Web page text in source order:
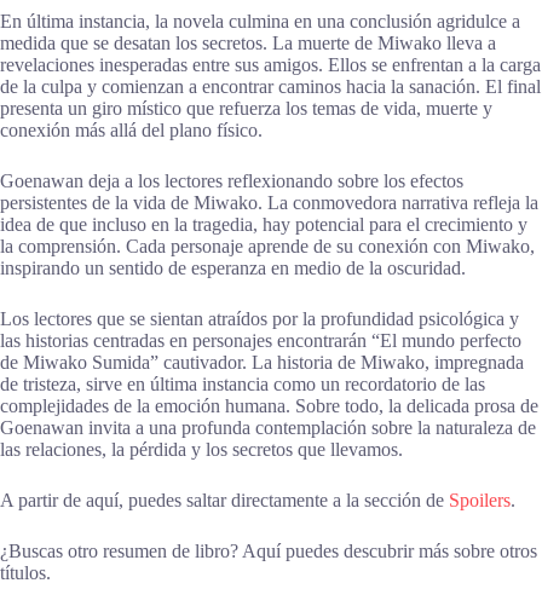
En última instancia, la novela culmina en una conclusión agridulce a
medida que se desatan los secretos. La muerte de Miwako lleva a
revelaciones inesperadas entre sus amigos. Ellos se enfrentan a la carga
de la culpa y comienzan a encontrar caminos hacia la sanación. El final
presenta un giro místico que refuerza los temas de vida, muerte y
conexión más allá del plano físico.
Goenawan deja a los lectores reflexionando sobre los efectos
persistentes de la vida de Miwako. La conmovedora narrativa refleja la
idea de que incluso en la tragedia, hay potencial para el crecimiento y
la comprensión. Cada personaje aprende de su conexión con Miwako,
inspirando un sentido de esperanza en medio de la oscuridad.
Los lectores que se sientan atraídos por la profundidad psicológica y
las historias centradas en personajes encontrarán “El mundo perfecto
de Miwako Sumida” cautivador. La historia de Miwako, impregnada
de tristeza, sirve en última instancia como un recordatorio de las
complejidades de la emoción humana. Sobre todo, la delicada prosa de
Goenawan invita a una profunda contemplación sobre la naturaleza de
las relaciones, la pérdida y los secretos que llevamos.
A partir de aquí, puedes saltar directamente a la sección de Spoilers.
¿Buscas otro resumen de libro? Aquí puedes descubrir más sobre otros
títulos.